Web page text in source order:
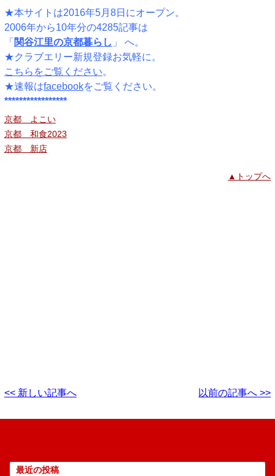
★本サイトは2016年5月8日にオープン。
2006年から10年分の4285記事は
「 関谷江里の京都暮らし 」 へ。
★クラブエリー新規登録お気軽に。
こちらをご覧ください。
★速報はfacebookをご覧ください。
*****************
京都 よこい
京都 和食2023
京都 新店
▲トップへ
<< 新しい記事へ 以前の記事へ >>
最近の投稿